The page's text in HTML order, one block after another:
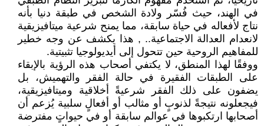
في الهند، حيث فُسّر ولادة الشخص في طبقة دنيا بأنه
نتاج لأفعاله في حياة سابقة، مما يمنح شرعية ميتافيزيقية
لانعدام العدالة الاجتماعية.. , هذا يكشف عن وجه خطير
للمفاهيم الروحية حين تتحول إلى أيديولوجيا تثبيتية.
ووفقًا لهذا المنطق، لا يكتفي أصحاب هذه الرؤية بالإبقاء
على الطبقات الفقيرة في حالة الفقر والتهميش، بل
يضفون على ذلك الفقر شرعيةً أخلاقية وميتافيزيقية،
فيجعلونه نتيجةً لذنوبٍ أو مثالب أو أفعالٍ سلبية يُزعم أن
أصحابها ارتكبوها في عوالم سابقة أو في حيواتٍ مفترضة